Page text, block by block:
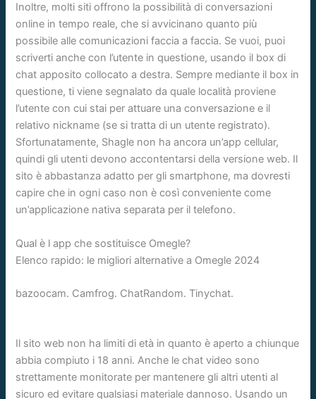
Inoltre, molti siti offrono la possibilità di conversazioni
online in tempo reale, che si avvicinano quanto più
possibile alle comunicazioni faccia a faccia. Se vuoi, puoi
scriverti anche con l’utente in questione, usando il box di
chat apposito collocato a destra. Sempre mediante il box in
questione, ti viene segnalato da quale località proviene
l’utente con cui stai per attuare una conversazione e il
relativo nickname (se si tratta di un utente registrato).
Sfortunatamente, Shagle non ha ancora un’app cellular,
quindi gli utenti devono accontentarsi della versione web. Il
sito è abbastanza adatto per gli smartphone, ma dovresti
capire che in ogni caso non è così conveniente come
un’applicazione nativa separata per il telefono.
Qual è l app che sostituisce Omegle?
Elenco rapido: le migliori alternative a Omegle 2024
bazoocam. Camfrog. ChatRandom. Tinychat.
Il sito web non ha limiti di età in quanto è aperto a chiunque
abbia compiuto i 18 anni. Anche le chat video sono
strettamente monitorate per mantenere gli altri utenti al
sicuro ed evitare qualsiasi materiale dannoso. Usando un